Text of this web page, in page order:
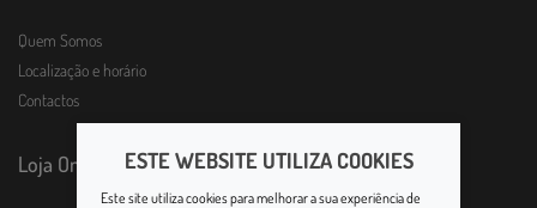
Quem Somos
Localização e horário
Contactos
Loja Online ESTE WEBSITE UTILIZA COOKIES
Este site utiliza cookies para melhorar a sua experiência de